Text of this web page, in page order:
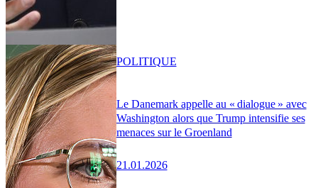
Le Danemark appelle au « dialogue » avec
Washington alors que Trump intensifie ses
menaces sur le Groenland
21.01.2026
POLITIQUE